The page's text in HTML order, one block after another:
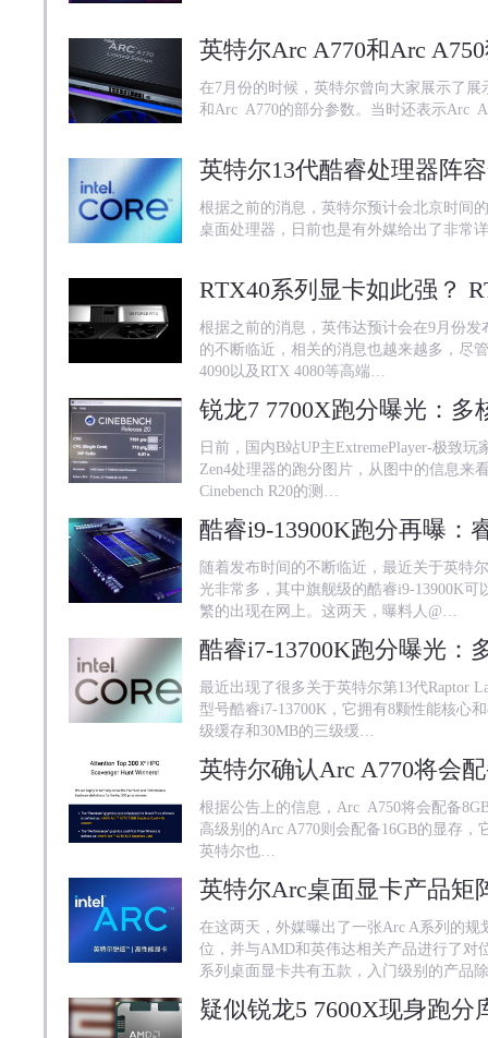
在7月份的时候，英特尔曾向大家展示了
和Arc A770的部分参数。当时还表示Arc
根据之前的消息，英特尔预计会北京时间
桌面处理器，日前也是有外媒给出了非常
根据之前的消息，英伟达预计会在9月份
的不断临近，相关的消息也越来越多，尽
4090以及RTX 4080等高端…
日前，国内B站UP主ExtremePlayer-极致
Zen4处理器的跑分图片，从图中的信息来
Cinebench R20的测…
随着发布时间的不断临近，最近关于英特
光非常多，其中旗舰级的酷睿i9-13900K
繁的出现在网上。这两天，曝料人@…
最近出现了很多关于英特尔第13代Raptor
型号酷睿i7-13700K，它拥有8颗性能核心
级缓存和30MB的三级缓…
根据公告上的信息，Arc A750将会配备
高级别的Arc A770则会配备16GB的显存
英特尔也…
在这两天，外媒曝出了一张Arc A系列的
位，并与AMD和英伟达相关产品进行了对
系列桌面显卡共有五款，入门级别的产品